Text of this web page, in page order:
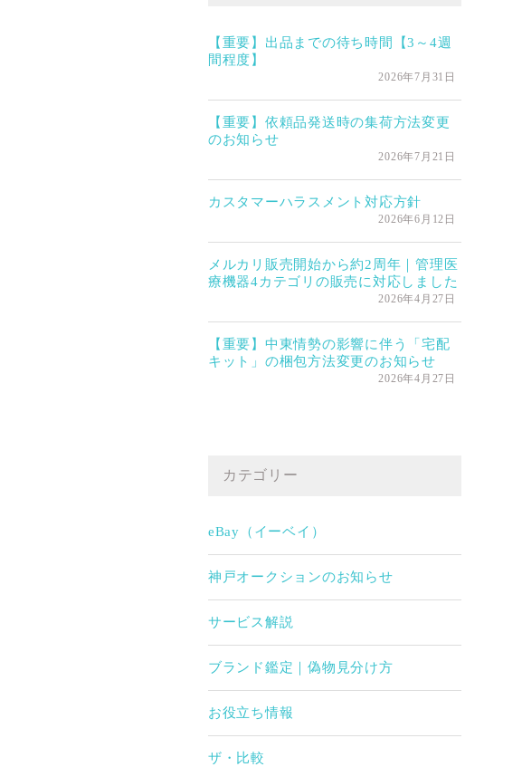
【重要】出品までの待ち時間【3～4週
間程度】
2026年7月31日
【重要】依頼品発送時の集荷方法変更
のお知らせ
2026年7月21日
カスタマーハラスメント対応方針
2026年6月12日
メルカリ販売開始から約2周年｜管理医
療機器4カテゴリの販売に対応しました
2026年4月27日
【重要】中東情勢の影響に伴う「宅配
キット」の梱包方法変更のお知らせ
2026年4月27日
カテゴリー
eBay（イーベイ）
神戸オークションのお知らせ
サービス解説
ブランド鑑定｜偽物見分け方
お役立ち情報
ザ・比較